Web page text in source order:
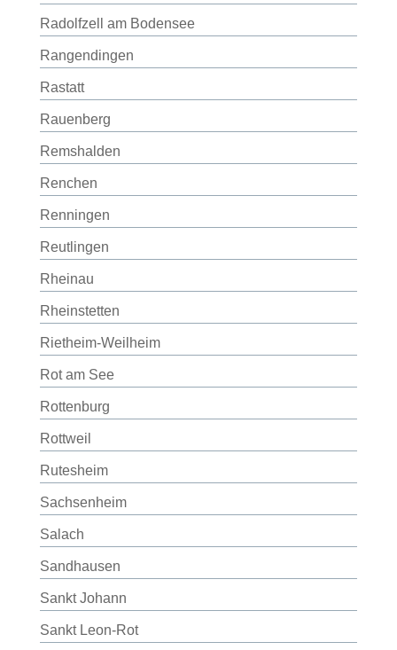
Radolfzell am Bodensee
Rangendingen
Rastatt
Rauenberg
Remshalden
Renchen
Renningen
Reutlingen
Rheinau
Rheinstetten
Rietheim-Weilheim
Rot am See
Rottenburg
Rottweil
Rutesheim
Sachsenheim
Salach
Sandhausen
Sankt Johann
Sankt Leon-Rot